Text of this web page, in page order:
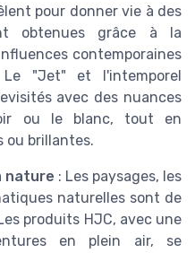
pour donner vie à des
obtenues grâce à la
contemporaines
"Jet" et l'intemporel
avec des nuances
ou le blanc, tout en
ou brillantes.
nature : Les paysages, les
naturelles sont de
produits HJC, avec une
en plein air, se